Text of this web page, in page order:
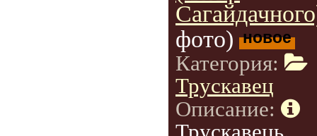
фото) новое
Категория:
Трускавец
Описание: